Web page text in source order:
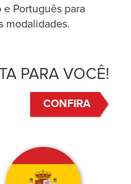
e Português para
modalidades.
PARA VOCÊ!
CONFIRA